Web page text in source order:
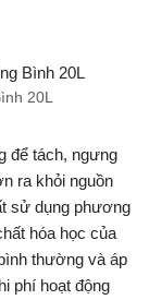
20L
để tách, ngưng
ra khỏi nguồn
sử dụng phương
hóa học của
thường và áp
phí hoạt động